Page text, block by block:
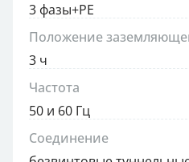
3 фазы+PE
Положение
3 ч
Частота
50 и 60 Гц
Соединение